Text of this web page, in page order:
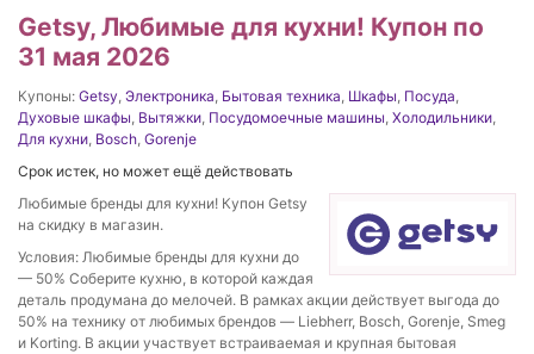
Getsy, Любимые для кухни! Купон по
31 мая 2026
Купоны: Getsy, Электроника, Бытовая техника, Шкафы, Посуда,
Духовые шкафы, Вытяжки, Посудомоечные машины, Холодильники,
Для кухни, Bosch, Gorenje
Срок истек, но может ещё действовать
Любимые бренды для кухни! Купон Getsy
на скидку в магазин.
Условия: Любимые бренды для кухни до
— 50% Соберите кухню, в которой каждая
деталь продумана до мелочей. В рамках акции действует выгода до
50% на технику от любимых брендов — Liebherr, Bosch, Gorenje, Smeg
и Korting. В акции участвует встраиваемая и крупная бытовая